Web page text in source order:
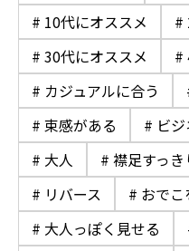
# 10代にオススメ
#
# 30代にオススメ
#
# カジュアルに合う
# 束感がある
# ビ
# 大人
# 襟足すっき
# リバース
# おでこ
# 大人っぽく見せる